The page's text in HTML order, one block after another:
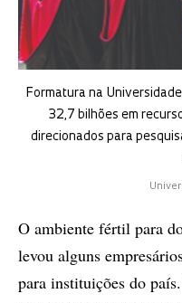
Formatura na
32,7 bilhões em
direcionados para
O ambiente fértil para
levou alguns
para instituições do